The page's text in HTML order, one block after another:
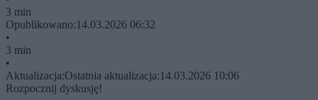
3 min
Opublikowano:14.03.2026 06:32
•
3 min
•
Aktualizacja:Ostatnia aktualizacja:14.03.2026 10:06
Rozpocznij dyskusję!